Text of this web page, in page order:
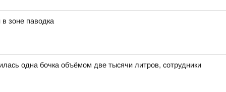
зоне паводка
одна бочка объёмом две тысячи литров, сотрудники